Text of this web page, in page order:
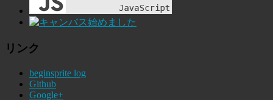
リンク
beginsprite log
Github
Google+